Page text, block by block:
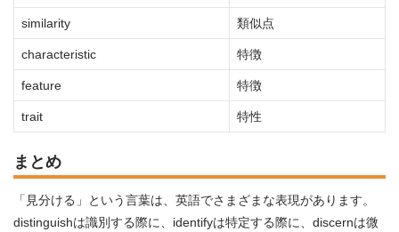
similarity 類似点
characteristic 特徴
feature 特徴
trait 特性
まとめ
「見分ける」という言葉は、英語でさまざまな表現があります。
distinguishは識別する際に、identifyは特定する際に、discernは微